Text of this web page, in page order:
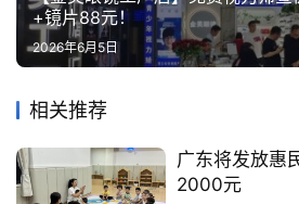
+镜片88元！
2026年6月5日
相关推荐
广东将发放惠
2000元